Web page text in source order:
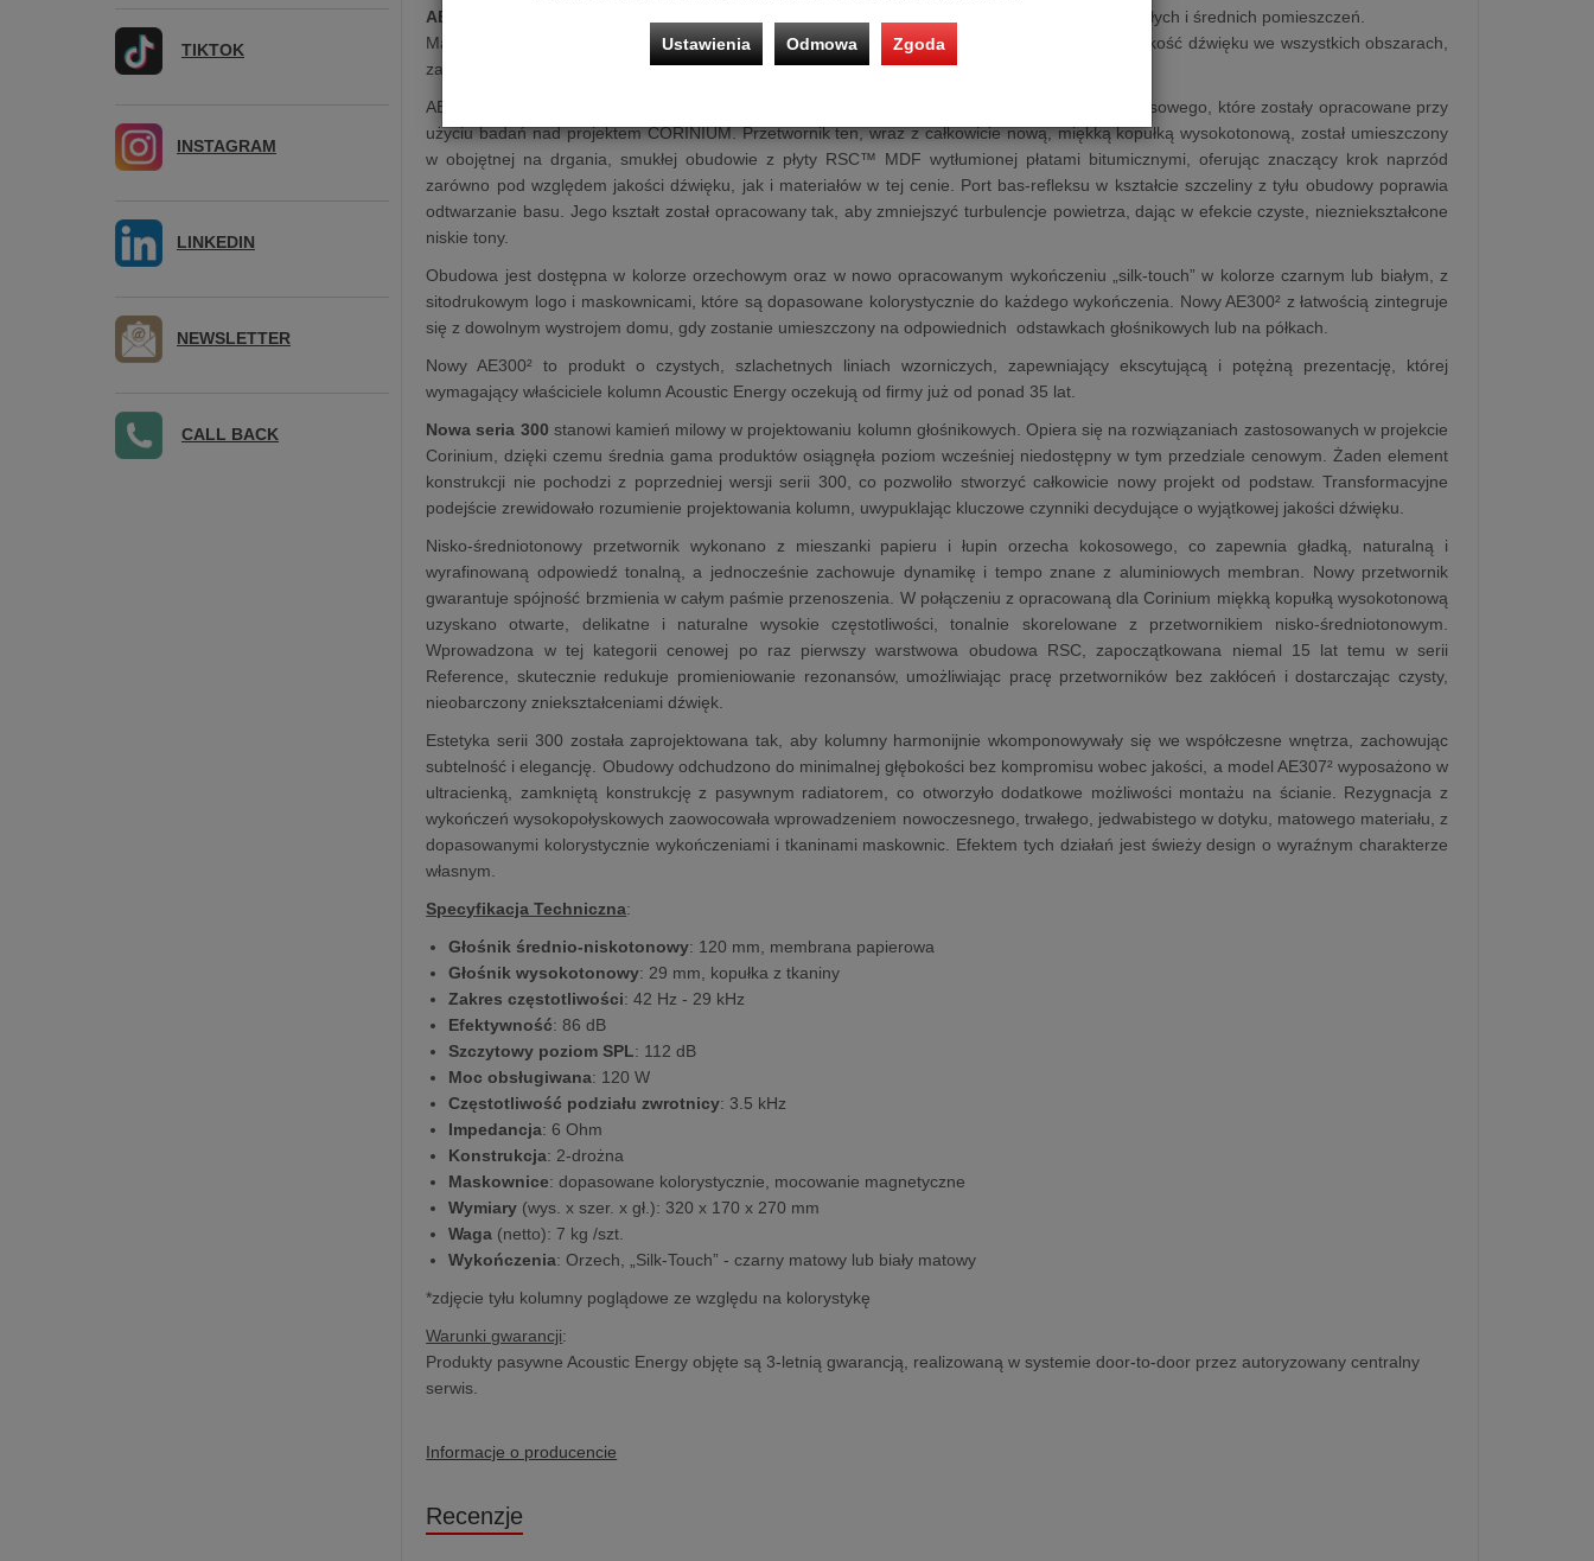
AE300²
(AE300.2) to całkowicie nowa, kompaktowa kolumna podstawkowa przeznaczona do małych i średnich pomieszczeń.
Ma ona nową konstrukcję obudowy i nowe przetworniki, dzięki czemu znacząco poprawiliśmy jakość dźwięku we wszystkich obszarach,
zachowując jednak konkurencyjną cenę.
AE300² wykorzystuje zupełnie nowe przetworniki nisko-średniotonowe z włókna papierowo-kokosowego, które zostały opracowane przy
użyciu badań nad projektem CORINIUM. Przetwornik ten, wraz z całkowicie nową, miękką kopułką wysokotonową, został umieszczony
w obojętnej na drgania, smukłej obudowie z płyty RSC™ MDF wytłumionej płatami bitumicznymi, oferując znaczący krok naprzód
zarówno pod względem jakości dźwięku, jak i materiałów w tej cenie. Port bas-refleksu w kształcie szczeliny z tyłu obudowy poprawia
odtwarzanie basu. Jego kształt został opracowany tak, aby zmniejszyć turbulencje powietrza, dając w efekcie czyste, niezniekształcone
niskie tony.
Obudowa jest dostępna w kolorze orzechowym oraz w nowo opracowanym wykończeniu „silk-touch” w kolorze czarnym lub białym, z
sitodrukowym logo i maskownicami, które są dopasowane kolorystycznie do każdego wykończenia. Nowy AE300² z łatwością zintegruje
się z dowolnym wystrojem domu, gdy zostanie umieszczony na odpowiednich odstawkach głośnikowych lub na półkach.
Nowy AE300² to produkt o czystych, szlachetnych liniach wzorniczych, zapewniający ekscytującą i potężną prezentację, której
wymagający właściciele kolumn Acoustic Energy oczekują od firmy już od ponad 35 lat.
Nowa seria 300 stanowi kamień milowy w projektowaniu kolumn głośnikowych. Opiera się na rozwiązaniach zastosowanych w projekcie
Corinium, dzięki czemu średnia gama produktów osiągnęła poziom wcześniej niedostępny w tym przedziale cenowym. Żaden element
konstrukcji nie pochodzi z poprzedniej wersji serii 300, co pozwoliło stworzyć całkowicie nowy projekt od podstaw. Transformacyjne
podejście zrewidowało rozumienie projektowania kolumn, uwypuklając kluczowe czynniki decydujące o wyjątkowej jakości dźwięku.
Nisko‑średniotonowy przetwornik wykonano z mieszanki papieru i łupin orzecha kokosowego, co zapewnia gładką, naturalną i
wyrafinowaną odpowiedź tonalną, a jednocześnie zachowuje dynamikę i tempo znane z aluminiowych membran. Nowy przetwornik
gwarantuje spójność brzmienia w całym paśmie przenoszenia. W połączeniu z opracowaną dla Corinium miękką kopułką wysokotonową
uzyskano otwarte, delikatne i naturalne wysokie częstotliwości, tonalnie skorelowane z przetwornikiem nisko‑średniotonowym.
Wprowadzona w tej kategorii cenowej po raz pierwszy warstwowa obudowa RSC, zapoczątkowana niemal 15 lat temu w serii
Reference, skutecznie redukuje promieniowanie rezonansów, umożliwiając pracę przetworników bez zakłóceń i dostarczając czysty,
nieobarczony zniekształceniami dźwięk.
Estetyka serii 300 została zaprojektowana tak, aby kolumny harmonijnie wkomponowywały się we współczesne wnętrza, zachowując
subtelność i elegancję. Obudowy odchudzono do minimalnej głębokości bez kompromisu wobec jakości, a model AE307² wyposażono w
ultracienką, zamkniętą konstrukcję z pasywnym radiatorem, co otworzyło dodatkowe możliwości montażu na ścianie. Rezygnacja z
wykończeń wysokopołyskowych zaowocowała wprowadzeniem nowoczesnego, trwałego, jedwabistego w dotyku, matowego materiału, z
dopasowanymi kolorystycznie wykończeniami i tkaninami maskownic. Efektem tych działań jest świeży design o wyraźnym charakterze
własnym.
Specyfikacja Techniczna:
Głośnik średnio-niskotonowy: 120 mm, membrana papierowa
Głośnik wysokotonowy: 29 mm, kopułka z tkaniny
Zakres częstotliwości: 42 Hz - 29 kHz
Efektywność: 86 dB
Szczytowy poziom SPL: 112 dB
Moc obsługiwana: 120 W
Częstotliwość podziału zwrotnicy: 3.5 kHz
Impedancja: 6 Ohm
Konstrukcja: 2-drożna
Maskownice: dopasowane kolorystycznie, mocowanie magnetyczne
Wymiary (wys. x szer. x gł.): 320 x 170 x 270 mm
Waga (netto): 7 kg /szt.
Wykończenia: Orzech, „Silk-Touch” - czarny matowy lub biały matowy
*zdjęcie tyłu kolumny poglądowe ze względu na kolorystykę
Warunki gwarancji:
Produkty pasywne Acoustic Energy objęte są 3-letnią gwarancją, realizowaną w systemie door-to-door przez autoryzowany centralny
serwis.
Informacje o producencie
Recenzje
TIKTOK
INSTAGRAM
LINKEDIN
NEWSLETTER
CALL BACK
Ustawienia Odmowa Zgoda